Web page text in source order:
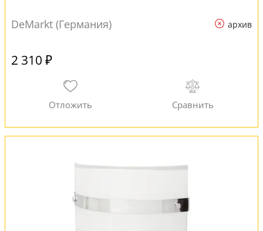
DeMarkt (Германия) архив
2 310 ₽